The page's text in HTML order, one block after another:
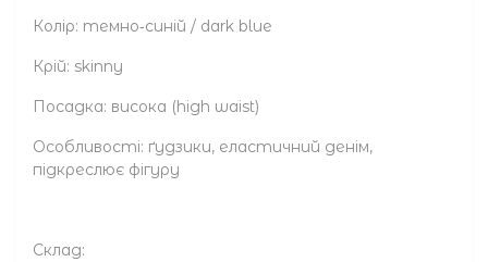
Колір: темно‑синій / dark blue
Крій: skinny
Посадка: висока (high waist)
Особливості: ґудзики, еластичний денім,
підкреслює фігуру
Склад: